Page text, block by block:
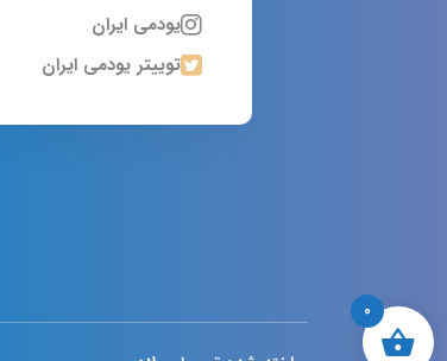
0
یودمی ایران
توییتر یودمی ایران